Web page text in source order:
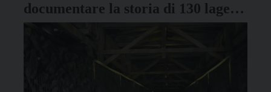
documentare la storia di 130 lager
europei: a Pergine e a Borgo la